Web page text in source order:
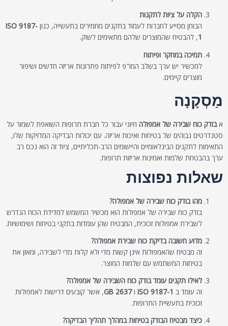
הקלה על ציות לתקנות
הבוחן מסייע לחברות לעמוד בתקנים מחמירים בתעשייה, כגוןISO 9187-
1, להבטיח שהמוצרים שלהם מתאימים לשוק.
תמיכה במחקר ופיתוח
למכשיר יש ערך בשלב המו"פ לפיתוח פתרונות אריזה חדשים ושיפור
מוצרים קיימים.
מַסְקָנָה
אבודק כוח שבירה של אמפולה חיוני עבור כל חברת תרופות השואפת לשמור על
סטנדרטים גבוהים של בטיחות ואיכות אריזה. עם יכולות הבדיקה המדויקות שלו,
התאימות לתקנים הבינלאומיים והיישומים הרב-תכליתיים, ציוד זה הוא נכס רב
ערך בהבטחת שלמות ואמינות אריזות תרופות.
שאלות נפוצות
מהו בודק כוח שבירה של אמפולה?
בודק כוח שבירה של אמפולות הוא מכשיר המשמש למדידת הכוח הנדרש
לשבירת אמפולות זכוכית, המבטיח שהן עומדות בתקני בטיחות ושימושיות.
מדוע חשובה בדיקת כוח שבירת אמפולה?
זה מבטיח שהאמפולות אינן קשות מדי ולא קלות מדי לשבירה, ומאזן את
בטיחות המשתמש עם שלמות המוצר.
לאילו תקנים עומד בודק כוח השבירה של אמפולה?
זה עומד ב ISO 9187-1 וGB 2637, אשר קובעים דרישות לאמפולות
זכוכית בתעשיית התרופות.
כיצד מבטיח הבודק בטיחות במהלך תהליך הבדיקה?